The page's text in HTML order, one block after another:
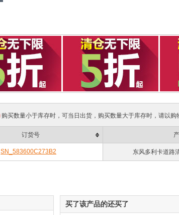
购买数量小于库存时，可当日出货，购买数量大于库存时，请以购
订货号
SN_583600C273B2 东风多利卡道路
买了该产品的还买了